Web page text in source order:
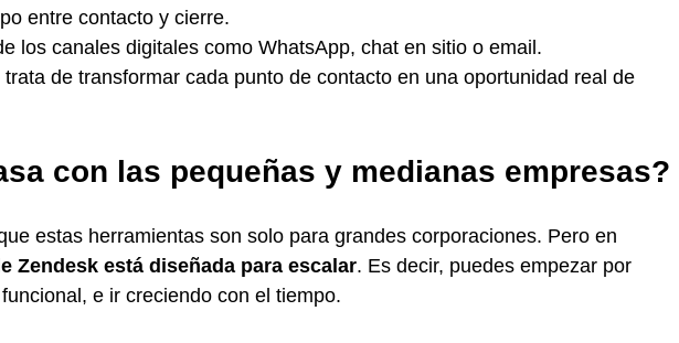
entre contacto y cierre.
los canales digitales como WhatsApp, chat en sitio o email.
de transformar cada punto de contacto en una oportunidad real de
con las pequeñas y medianas empresas?
estas herramientas son solo para grandes corporaciones. Pero en
Zendesk está diseñada para escalar. Es decir, puedes empezar por
e ir creciendo con el tiempo.